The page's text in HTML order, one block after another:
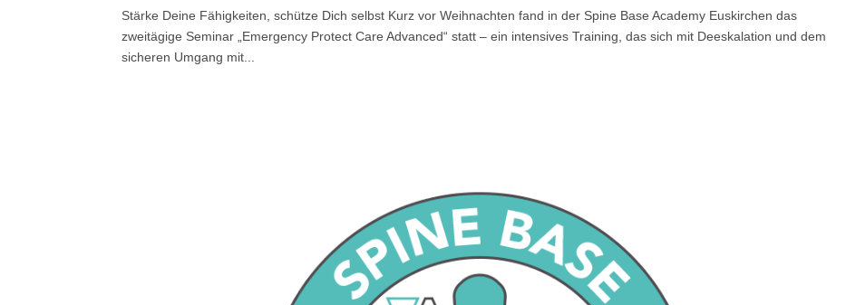
Stärke Deine Fähigkeiten, schütze Dich selbst Kurz vor Weihnachten fand in der Spine Base Academy Euskirchen das
zweitägige Seminar „Emergency Protect Care Advanced“ statt – ein intensives Training, das sich mit Deeskalation und dem
sicheren Umgang mit...